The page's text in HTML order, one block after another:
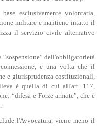
esclusivamente volontaria,
militare e mantiene intatto il
il servizio civile alternativo
“sospensione” dell'obbligatorietà
e una volta che il
e giurisprudenza costituzionali,
è quella di cui all'art. 117,
“difesa e Forze armate”, che è
l'Avvocatura, viene meno il